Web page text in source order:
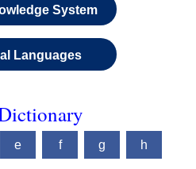
System
Languages
e f g h